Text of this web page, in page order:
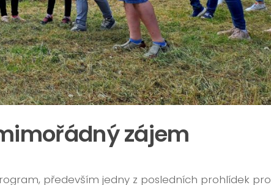
zájem
především jedny z posledních prohlídek pro